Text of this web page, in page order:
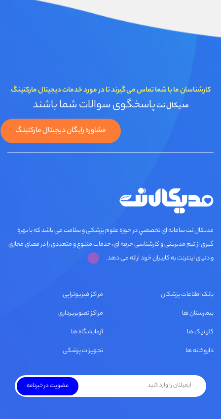
کارشناسان ما با شما تماس می گیرند تا در مورد خدمات دیجیتال مارکتینگ
مدیکال نتپاسخگوی سوالات شما باشند
مشاوره رایگان دیجیتال مارکتینگ
مديكال نت سامانه ای تخصصي در حوزه علوم پزشکی و سلامت می باشد که با بهره
گیری از تیم مدیریتی و کارشناسی حرفه ای، خدمات متنوع و متعددی را در فضای مجازی
و دنیای اینترنت به کاربران خود ارائه می دهد.
بانک اطلاعات پزشکان
بیمارستان ها
کلینیک ها
داروخانه ها
مراکز فیزیوتراپی
مراکز تصویربرداری
آزمایشگاه ها
تجهیزات پزشکی